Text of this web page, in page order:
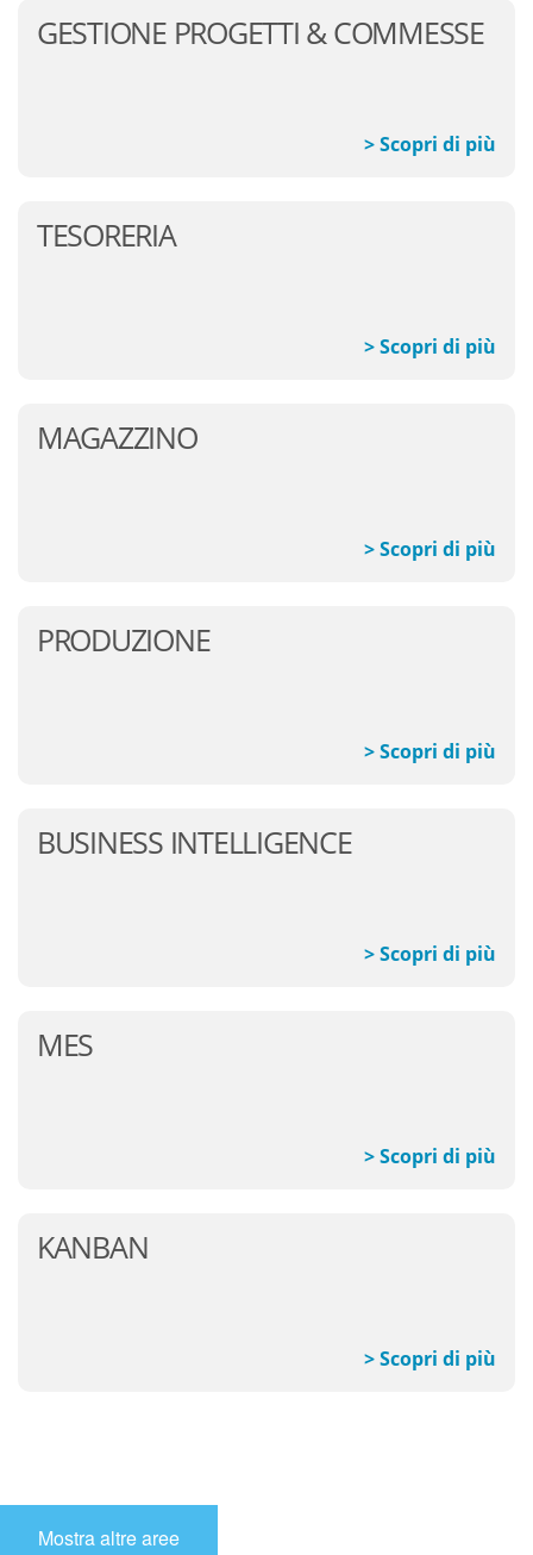
GESTIONE PROGETTI & COMMESSE
> Scopri di più
TESORERIA
> Scopri di più
MAGAZZINO
> Scopri di più
PRODUZIONE
> Scopri di più
BUSINESS INTELLIGENCE
> Scopri di più
MES
> Scopri di più
KANBAN
> Scopri di più
Mostra altre aree